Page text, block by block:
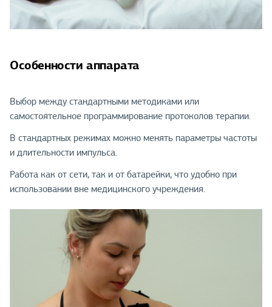
Особенности аппарата
Выбор между стандартными методиками или
самостоятельное программирование протоколов терапии.
В стандартных режимах можно менять параметры частоты
и длительности импульса.
Работа как от сети, так и от батарейки, что удобно при
использовании вне медицинского учреждения.